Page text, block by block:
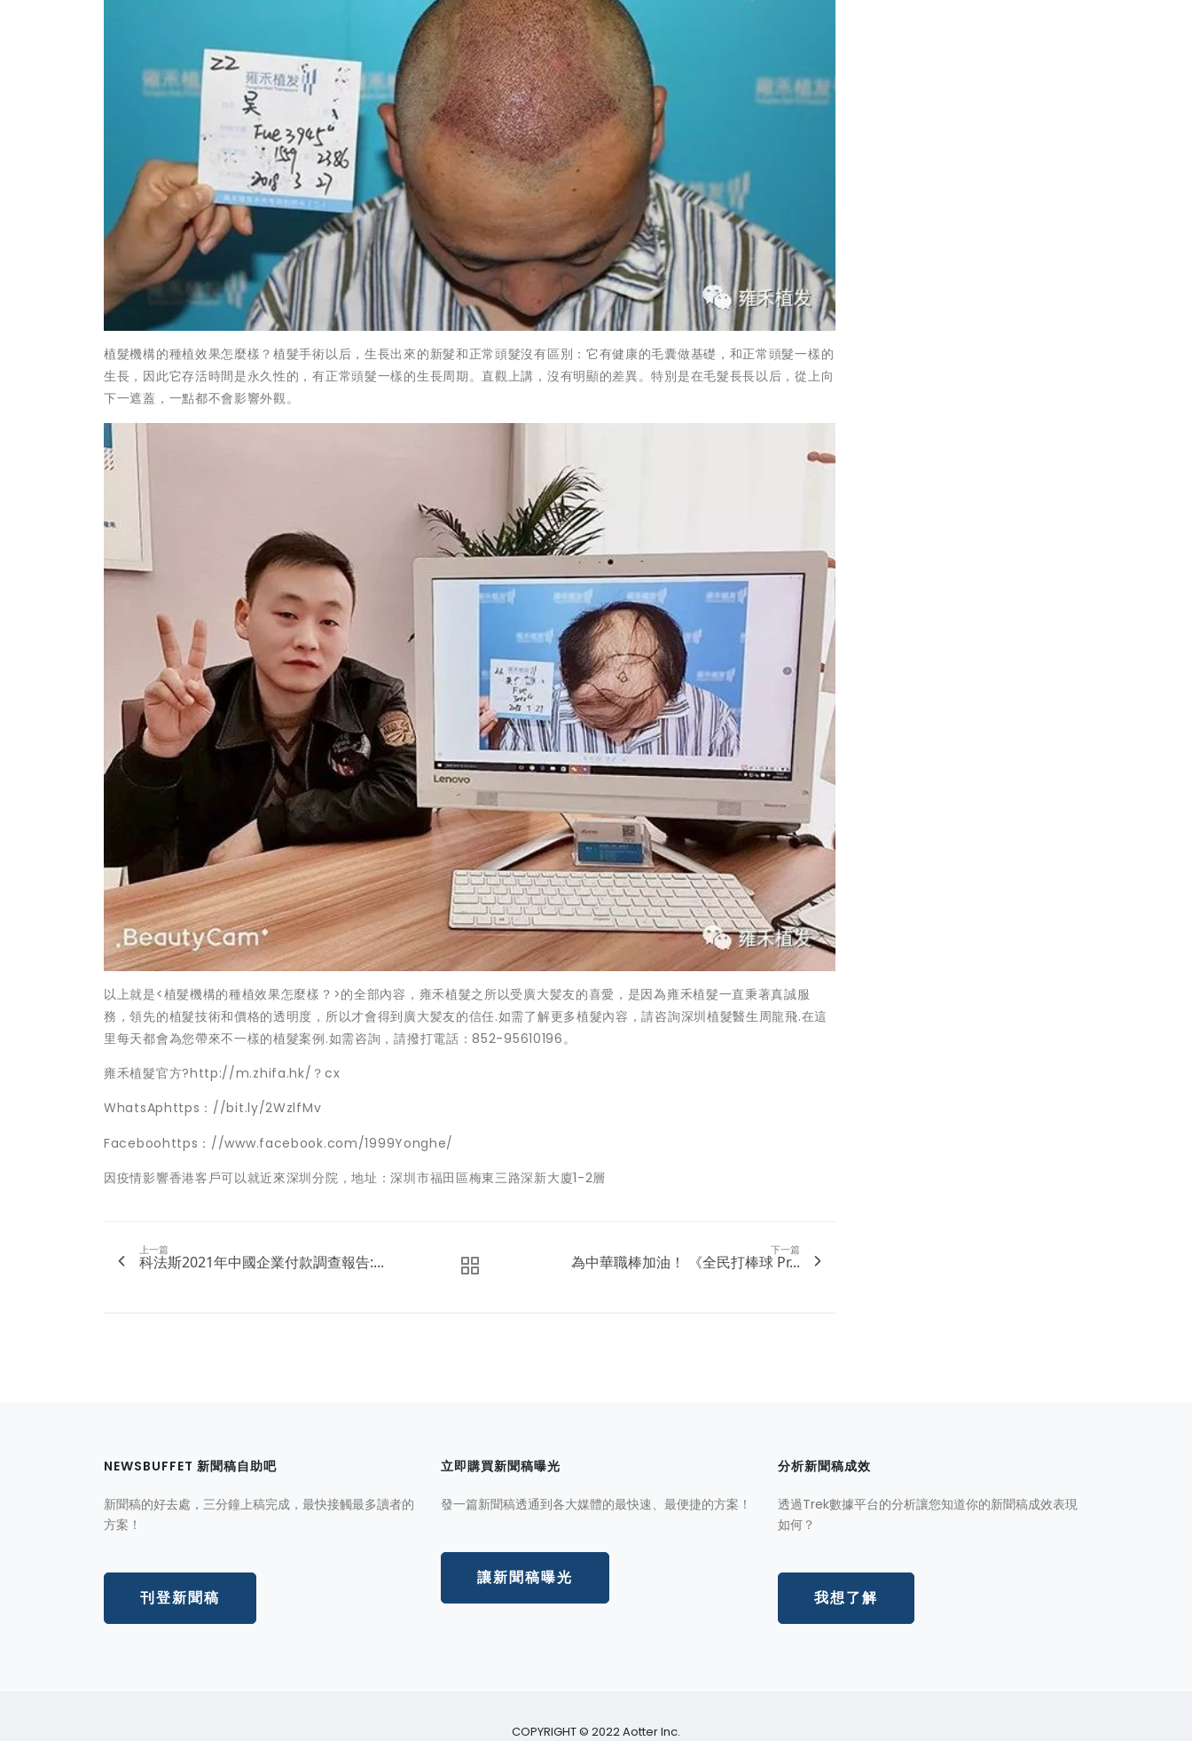
植髮機構的種植效果怎麼樣？植髮手術以后，生長出來的新髮和正常頭髮沒有區別：它有健康的毛囊做基礎，和正常頭髮一樣的
生長，因此它存活時間是永久性的，有正常頭髮一樣的生長周期。直觀上講，沒有明顯的差異。特別是在毛髮長長以后，從上向
下一遮蓋，一點都不會影響外觀。
以上就是<植髮機構的種植效果怎麼樣？>的全部內容，雍禾植髮之所以受廣大髪友的喜愛，是因為雍禾植髮一直秉著真誠服
務，領先的植髮技術和價格的透明度，所以才會得到廣大髪友的信任.如需了解更多植髮內容，請咨詢深圳植髮醫生周龍飛.在這
里每天都會為您帶來不一樣的植髮案例.如需咨詢，請撥打電話：852-95610196。
雍禾植髮官方?http://m.zhifa.hk/？cx
WhatsAphttps：//bit.ly/2WzlfMv
Faceboohttps：//www.facebook.com/1999Yonghe/
因疫情影響香港客戶可以就近來深圳分院，地址：深圳市福田區梅東三路深新大廈1-2層
上一篇
科法斯2021年中國企業付款調查報告:...
下一篇
為中華職棒加油！ 《全民打棒球 Pr...
NEWSBUFFET 新聞稿自助吧
新聞稿的好去處，三分鐘上稿完成，最快接觸最多讀者的
方案！
刊登新聞稿
立即購買新聞稿曝光
發一篇新聞稿透通到各大媒體的最快速、最便捷的方案！
讓新聞稿曝光
分析新聞稿成效
透過Trek數據平台的分析讓您知道你的新聞稿成效表現
如何？
我想了解
COPYRIGHT © 2022 Aotter Inc.